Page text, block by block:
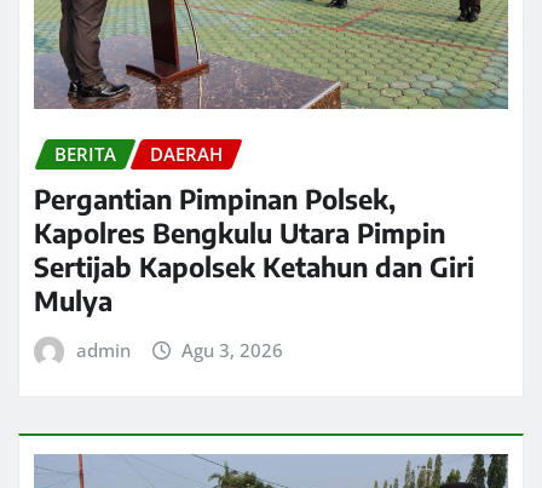
BERITA DAERAH
Pergantian Pimpinan Polsek,
Kapolres Bengkulu Utara Pimpin
Sertijab Kapolsek Ketahun dan Giri
Mulya
admin Agu 3, 2026